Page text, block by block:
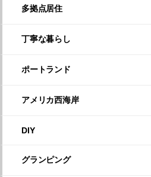
多拠点居住
丁寧な暮らし
ポートランド
アメリカ西海岸
DIY
グランピング